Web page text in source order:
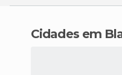
cidades em